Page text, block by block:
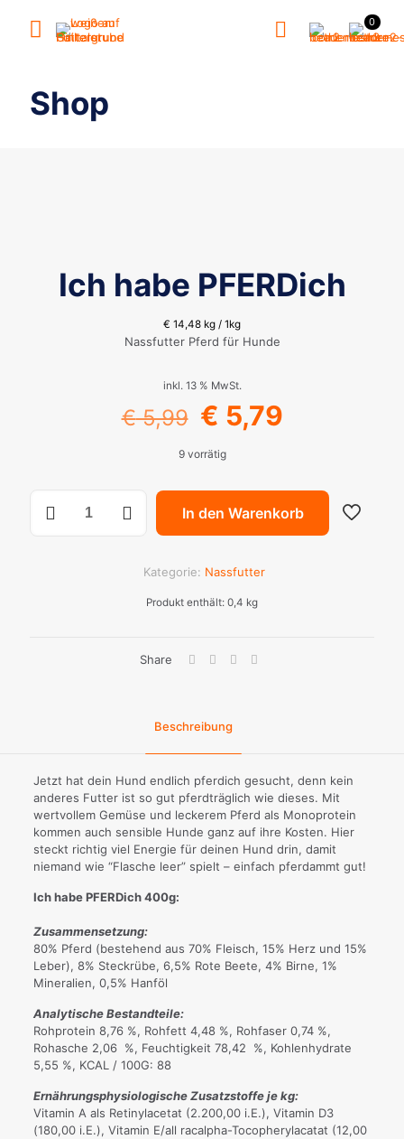
0
Shop
Ich habe PFERDich
€ 14,48 kg / 1kg
Nassfutter Pferd für Hunde
inkl. 13 % MwSt.
€5,99 Ursprünglicher
Preis
war:
€ 5,99
€ 5,79Aktueller
€ 5,79.
9 vorrätig
In den Warenkorb
Produkt enthält: 0,4 kg
Kategorie: Nassfutter
Share
Beschreibung
Jetzt hat dein Hund endlich pferdich gesucht, denn kein
anderes Futter ist so gut pferdträglich wie dieses. Mit
wertvollem Gemüse und leckerem Pferd als Monoprotein
kommen auch sensible Hunde ganz auf ihre Kosten. Hier
steckt richtig viel Energie für deinen Hund drin, damit
niemand wie “Flasche leer” spielt – einfach pferdammt gut!
Ich habe PFERDich 400g:
Zusammensetzung:
80% Pferd (bestehend aus 70% Fleisch, 15% Herz und 15%
Leber), 8% Steckrübe, 6,5% Rote Beete, 4% Birne, 1%
Mineralien, 0,5% Hanföl
Analytische Bestandteile:
Rohprotein 8,76 %, Rohfett 4,48 %, Rohfaser 0,74 %,
Rohasche 2,06 %, Feuchtigkeit 78,42 %, Kohlenhydrate
5,55 %, KCAL / 100G: 88
Ernährungsphysiologische Zusatzstoffe je kg:
Vitamin A als Retinylacetat (2.200,00 i.E.), Vitamin D3
(180,00 i.E.), Vitamin E/all racalpha-Tocopherylacatat (12,00